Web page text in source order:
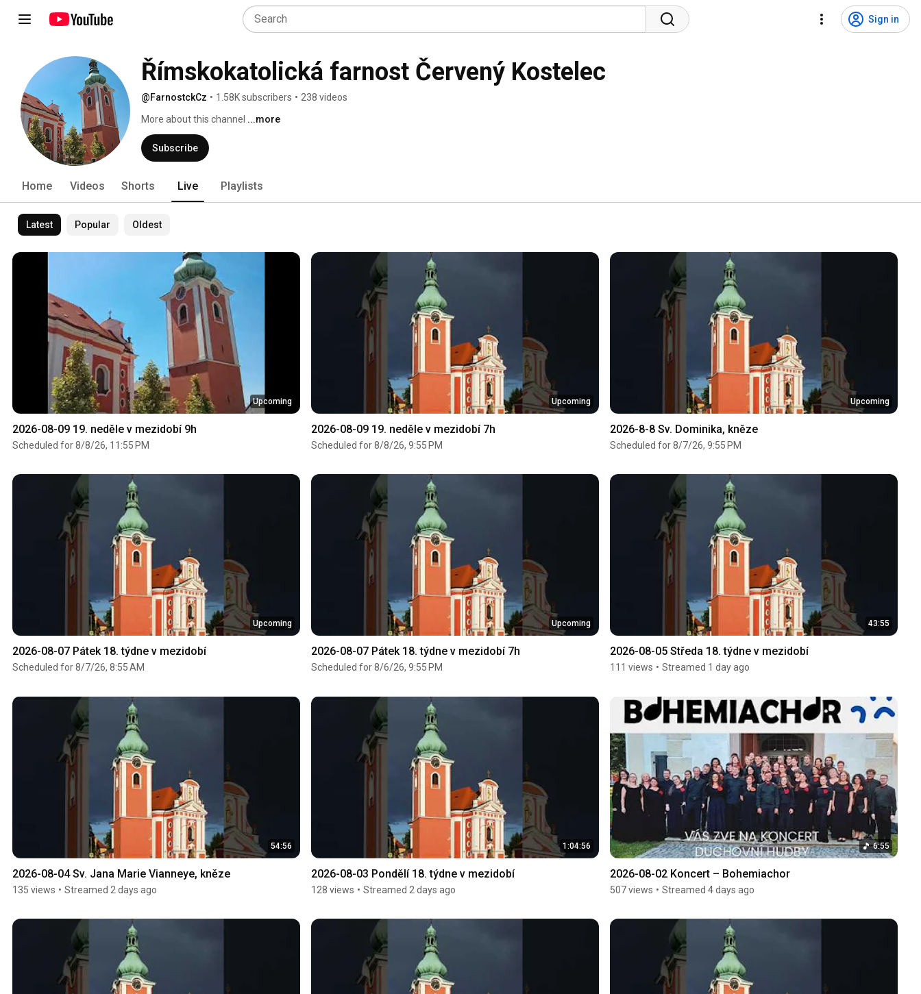
Sign in
Římskokatolická farnost Červený Kostelec
@FarnostckCz • 1.58K subscribers • 238 videos
More about this channel ...more
Subscribe
Home Videos Shorts Live Playlists
Latest Popular Oldest
Upcoming
2026-08-09 19. neděle v mezidobí 9h
Scheduled for 8/8/26, 11:55 PM
Upcoming
2026-08-09 19. neděle v mezidobí 7h
Scheduled for 8/8/26, 9:55 PM
Upcoming
2026-8-8 Sv. Dominika, kněze
Scheduled for 8/7/26, 9:55 PM
Upcoming
2026-08-07 Pátek 18. týdne v mezidobí
Scheduled for 8/7/26, 8:55 AM
Upcoming
2026-08-07 Pátek 18. týdne v mezidobí 7h
Scheduled for 8/6/26, 9:55 PM
43:55
2026-08-05 Středa 18. týdne v mezidobí
111 views • Streamed 1 day ago
54:56
2026-08-04 Sv. Jana Marie Vianneye, kněze
135 views • Streamed 2 days ago
1:04:56
2026-08-03 Pondělí 18. týdne v mezidobí
128 views • Streamed 2 days ago
6:55
2026-08-02 Koncert – Bohemiachor
507 views • Streamed 4 days ago